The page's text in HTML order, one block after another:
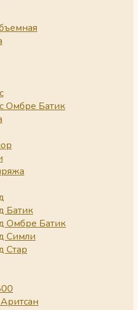
Омбре Батик
Батик
Омбре Батик
Симли
Стар